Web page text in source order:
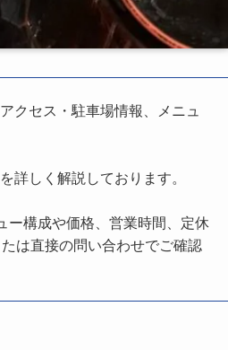
クセス・駐車場情報、メニュ
詳しく解説しております。
ー構成や価格、営業時間、定休
は直接の問い合わせでご確認